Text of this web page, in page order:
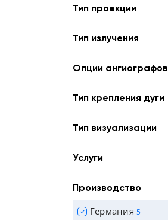
Тип проекции
Тип излучения
Опции ангиографов
Тип крепления дуги
Тип визуализации
Услуги
Производство
Германия 5